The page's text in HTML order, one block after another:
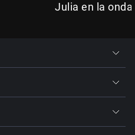
Julia en la onda